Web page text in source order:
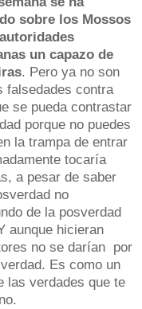
sobre los Mossos
un capazo de
. Pero ya no son
falsedades contra
se pueda contrastar
porque no puedes
la trampa de entrar
tocaría
a pesar de saber
no
de la posverdad
aunque hicieran
no se darían por
Es como un
las verdades que te